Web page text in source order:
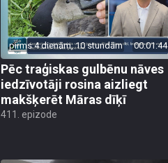
pirms 4 dienām, 10 stundām 00:01:44
Pēc traģiskas gulbēnu nāves
iedzīvotāji rosina aizliegt
makšķerēt Māras dīķī
411. epizode